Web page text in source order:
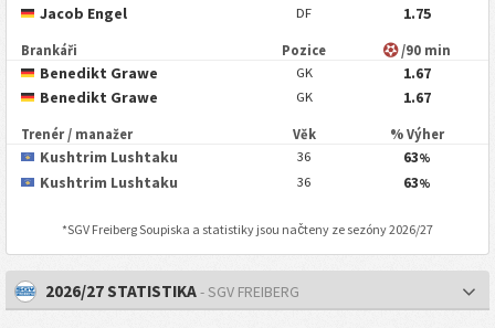
Jacob Engel
DF 1.75
Brankáři Pozice /90 min
Benedikt Grawe GK
1.67
Benedikt Grawe
GK 1.67
Trenér / manažer Věk % Výher
Kushtrim Lushtaku 36 63%
Kushtrim Lushtaku 36 63%
*SGV FreibergSoupiska a statistiky jsou načteny ze sezóny 2026/27
2026/27 STATISTIKA- SGV FREIBERG